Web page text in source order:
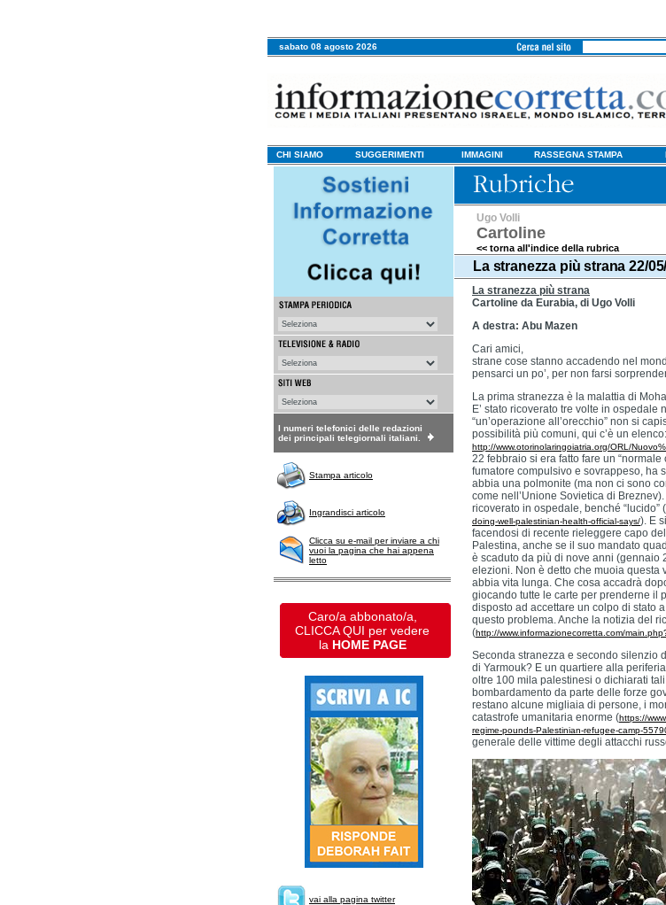
sabato 08 agosto 2026
CHI SIAMO SUGGERIMENTI IMMAGINI RASSEGNA STAMPA
I numeri telefonici delle redazioni
dei principali telegiornali italiani.
Stampa articolo
Ingrandisci articolo
Clicca su e-mail per inviare a chi
vuoi la pagina che hai appena
letto
Caro/a abbonato/a,
CLICCA QUI per vedere
la HOME PAGE
vai alla pagina twitter
Ugo Volli
Cartoline
<< torna all'indice della rubrica
La stranezza più strana 22/
La stranezza più strana
Cartoline da Eurabia, di Ugo Volli
A destra: Abu Mazen
Cari amici,
strane cose stanno accadendo nel
pensarci un po’, per non farsi
La prima stranezza è la malattia di
E’ stato ricoverato tre volte in ospedale
“un’operazione all’orecchio” non si
possibilità più comuni, qui c’è un elenco:
http://www.otorinolaringoiatria.org/ORL/
22 febbraio si era fatto fare un
fumatore compulsivo e sovrappeso, ha
abbia una polmonite (ma non ci sono
come nell’Unione Sovietica di
ricoverato in ospedale, benché “lucido” (
doing-well-palestinian-health-official-says/). E
facendosi di recente rieleggere capo
Palestina, anche se il suo mandato
è scaduto da più di nove anni (gennaio
elezioni. Non è detto che muoia questa
abbia vita lunga. Che cosa accadrà
giocando tutte le carte per prenderne il
disposto ad accettare un colpo di stato
questo problema. Anche la notizia del
(http://www.informazionecorretta.com/
Seconda stranezza e secondo silenzio
di Yarmouk? E un quartiere alla
oltre 100 mila palestinesi o dichiarati
bombardamento da parte delle forze
restano alcune migliaia di persone, i
catastrofe umanitaria enorme (https://
regime-pounds-Palestinian-refugee-camp-
generale delle vittime degli attacchi